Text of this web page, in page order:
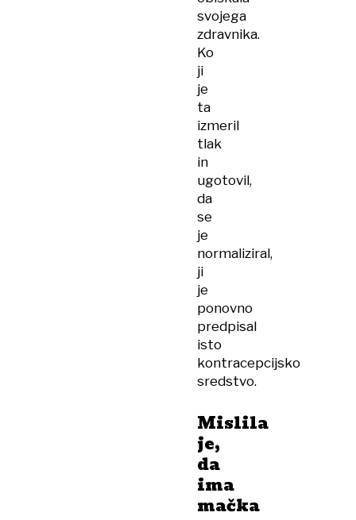
svojega
zdravnika.
Ko
ji
je
ta
izmeril
tlak
in
ugotovil,
da
se
je
normaliziral,
ji
je
ponovno
predpisal
isto
kontracepcijsko
sredstvo.
Mislila
je,
da
ima
mačka